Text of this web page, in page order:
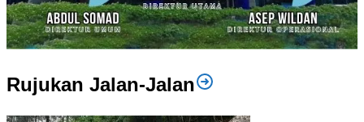
Rujukan Jalan-Jalan